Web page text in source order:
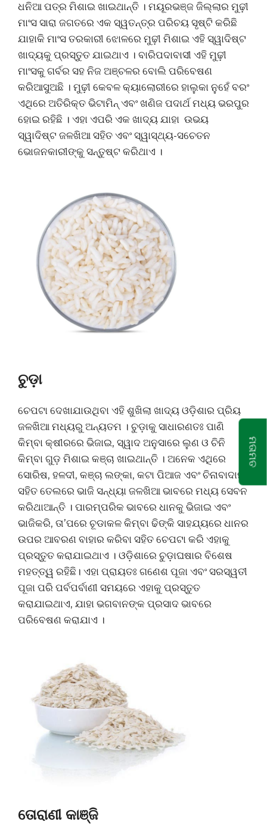
ଧନିଆ ପତ୍ର ମିଶାଇ ଖାଇଥାନ୍ତି । ମୟୂରଭଞ୍ଜ ଜିଲ୍ଲାର ମୁଢ଼ୀ
ମାଂସ ସାରା ଜଗତରେ ଏକ ସ୍ୱତନ୍ତ୍ର ପରିଚୟ ସୃଷ୍ଟି କରିଛି
ଯାହାକି ମାଂସ ତରକାରୀ ଝୋଳରେ ମୁଢ଼ୀ ମିଶାଇ ଏହି ସ୍ୱାଦିଷ୍ଟ
ଖାଦ୍ୟକୁ ପ୍ରସ୍ତୁତ ଯାଇଥାଏ । ବାରିପଦାବାସୀ ଏହି ମୁଢ଼ୀ
ମାଂସକୁ ଗର୍ବର ସହ ନିଜ ଅଞ୍ଚଳର ବୋଲି ପରିବେଷଣ
କରିଆସୁଅଛି । ମୁଢ଼ୀ କେବଳ କ୍ୟାଲୋରୀରେ ହାଲୁକା ନୁହେଁ ବରଂ
ଏଥିରେ ଅତିରିକ୍ତ ଭିଟାମିନ୍ ଏବଂ ଖଣିଜ ପଦାର୍ଥ ମଧ୍ୟ ଭରପୁର
ହୋଇ ରହିଛି । ଏହା ଏପରି ଏକ ଖାଦ୍ୟ ଯାହା ଉଭୟ
ସ୍ୱାଦିଷ୍ଟ ଜଳଖିଆ ସହିତ ଏବଂ ସ୍ୱାସ୍ଥ୍ୟ-ସଚେତନ
ଭୋଜନକାରୀଙ୍କୁ ସନ୍ତୁଷ୍ଟ କରିଥାଏ ।
ଚୁଡ଼ା
ଚେପଟା ଦେଖାଯାଉଥିବା ଏହି ଶୁଖିଲା ଖାଦ୍ୟ ଓଡ଼ିଶାର ପ୍ରିୟ
ଜଳଖିଆ ମଧ୍ୟରୁ ଅନ୍ୟତମ । ଚୁଡ଼ାକୁ ସାଧାରଣତଃ ପାଣି
କିମ୍ବା କ୍ଷୀରରେ ଭିଜାଇ, ସ୍ୱାଦ ଅନୁସାରେ ଲୁଣ ଓ ଚିନି
କିମ୍ବା ଗୁଡ଼ ମିଶାଇ କଞ୍ଚା ଖାଇଥାନ୍ତି । ଅନେକ ଏଥିରେ
ସୋରିଷ, ହଳଦୀ, କଞ୍ଚା ଲଙ୍କା, କଟା ପିଆଜ ଏବଂ ଚିନାବାଦାମ
ସହିତ ତେଲରେ ଭାଜି ସନ୍ଧ୍ୟା ଜଳଖିଆ ଭାବରେ ମଧ୍ୟ ସେବନ
କରିଥାଆନ୍ତି । ପାରମ୍ପରିକ ଭାବରେ ଧାନକୁ ଭିଜାଇ ଏବଂ
ଭାଜିକରି, ତା’ପରେ ଚୂଡାକଳ କିମ୍ବା ଢିଙ୍କି ସାହଯ୍ୟରେ ଧାନର
ଉପର ଆବରଣ ବାହାର କରିବା ସହିତ ଚେପଟା କରି ଏହାକୁ
ପ୍ରସ୍ତୁତ କରାଯାଇଥାଏ । ଓଡ଼ିଶାରେ ଚୁଡ଼ାଘଷାର ବିଶେଷ
ମହତ୍ତ୍ୱ ରହିଛି। ଏହା ପ୍ରାୟତଃ ଗଣେଶ ପୂଜା ଏବଂ ସରସ୍ୱତୀ
ପୂଜା ପରି ପର୍ବପର୍ବାଣୀ ସମୟରେ ଏହାକୁ ପ୍ରସ୍ତୁତ
କରାଯାଇଥାଏ, ଯାହା ଭଗବାନଙ୍କ ପ୍ରସାଦ ଭାବରେ
ପରିବେଷଣ କରାଯାଏ ।
ତୋରାଣୀ କାଞ୍ଜି
ମତାମତ